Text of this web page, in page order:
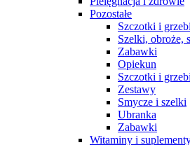
Pozostałe
Szczotki i
Szelki, obroże,
Zabawki
Opiekun
Szczotki i
Zestawy
Smycze i szelki
Ubranka
Zabawki
Witaminy i